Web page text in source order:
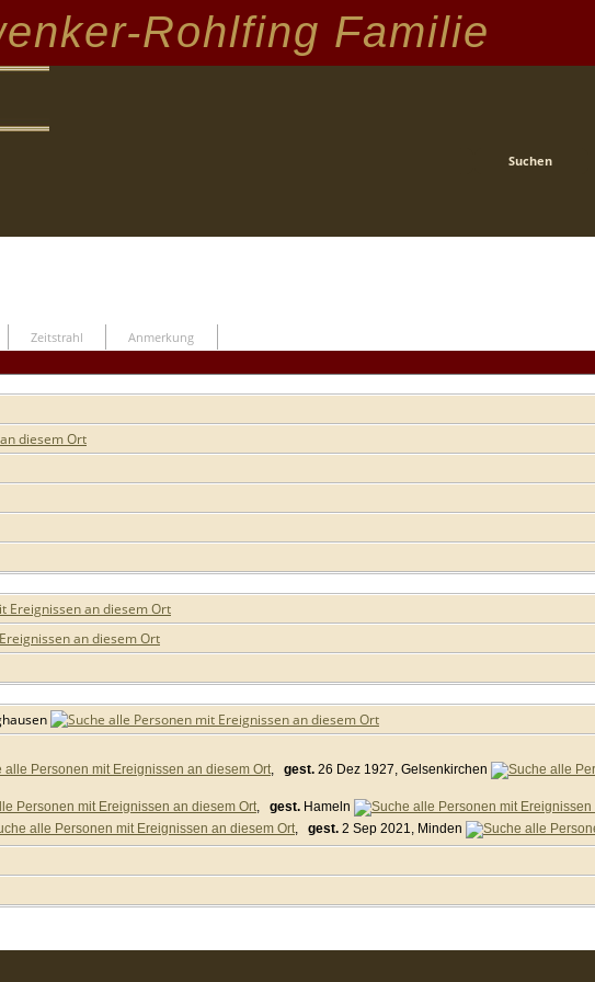
Rohlfing Familie
Suchen
Zeitstrahl
Anmerkung
, gest. 26 Dez 1927, Gelsenkirchen
, gest. Hameln
, gest. 2 Sep 2021, Minden